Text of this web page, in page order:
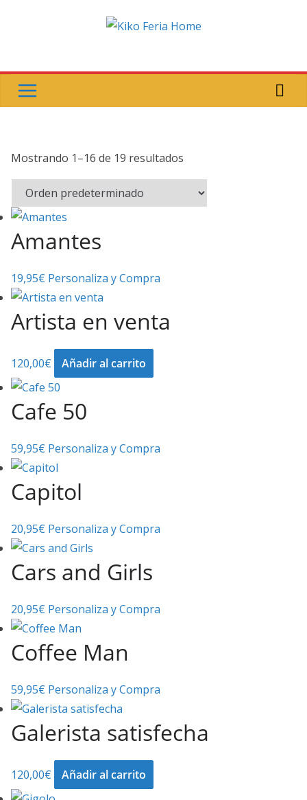
Mostrando 1–16 de 19 resultados
Amantes
19,95€ Personaliza y Compra
Artista en venta
120,00€ Añadir al carrito
Cafe 50
59,95€ Personaliza y Compra
Capitol
20,95€ Personaliza y Compra
Cars and Girls
20,95€ Personaliza y Compra
Coffee Man
59,95€ Personaliza y Compra
Galerista satisfecha
120,00€ Añadir al carrito